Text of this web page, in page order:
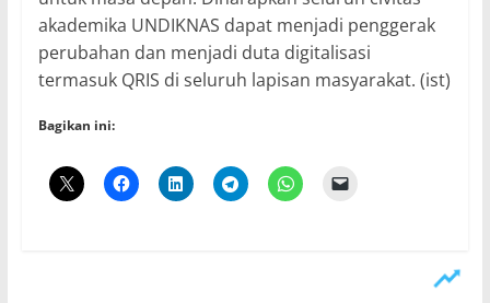
akademika UNDIKNAS dapat menjadi penggerak
perubahan dan menjadi duta digitalisasi
termasuk QRIS di seluruh lapisan masyarakat. (ist)
Bagikan ini: